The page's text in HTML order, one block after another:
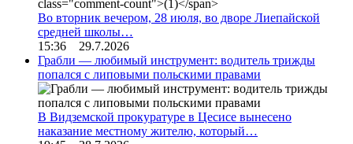
Во вторник вечером, 28 июля, во дворе Лиепайской
средней школы…
15:36 29.7.2026
Грабли — любимый инструмент: водитель трижды
попался с липовыми польскими правами
В Видземской прокуратуре в Цесисе вынесено
наказание местному жителю, который…